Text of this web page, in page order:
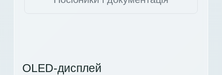
OLED-дисплей